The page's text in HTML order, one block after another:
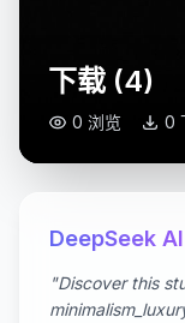
下载 (4)
0 浏览 0
DeepSeek
"Discover this